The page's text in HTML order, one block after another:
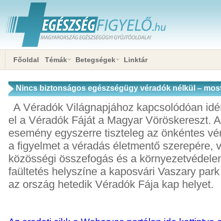
Főoldal Témák Betegségek Linktár
Nincs biztonságos egészségügy véradók nélkül –
A Véradók Világnapjához kapcsolódóan
el a Véradók Fáját a Magyar Vöröskereszt.
esemény egyszerre tiszteleg az önkéntes
a figyelmet a véradás életmentő szerepére,
közösségi összefogás és a
faültetés helyszíne a kaposvári Vaszary
az ország hetedik Véradók Fája kap helyet.